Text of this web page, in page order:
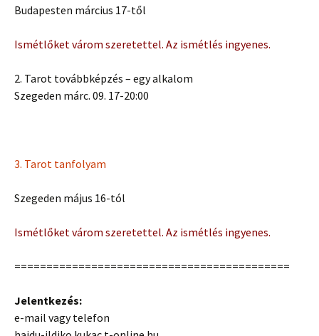
Budapesten március 17-től
Ismétlőket várom szeretettel. Az ismétlés ingyenes.
2. Tarot továbbképzés – egy alkalom
Szegeden márc. 09. 17-20:00
3. Tarot tanfolyam
Szegeden május 16-tól
Ismétlőket várom szeretettel. Az ismétlés ingyenes.
===========================================
Jelentkezés:
e-mail vagy telefon